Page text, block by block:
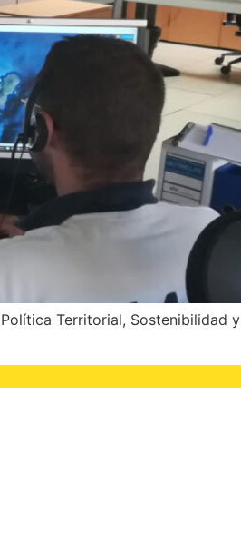
Territorial, Sostenibilidad y